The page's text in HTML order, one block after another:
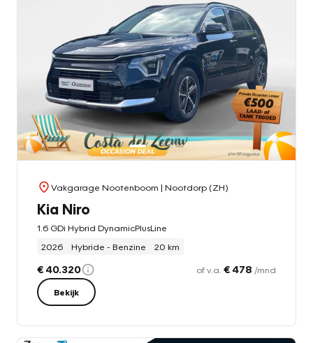
Vakgarage Nootenboom | Nootdorp (ZH)
Kia Niro
1.6 GDi Hybrid DynamicPlusLine
2026
Hybride - Benzine 20 km
€ 40.320 of v.a. € 478 /mnd
Bekijk